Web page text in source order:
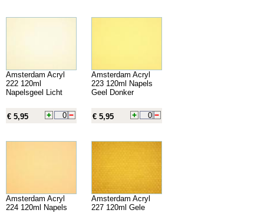
Amsterdam Acryl
222 120ml
Napelsgeel Licht
€ 5,95
Amsterdam Acryl
223 120ml Napels
Geel Donker
€ 5,95
Amsterdam Acryl
224 120ml Napels
Amsterdam Acryl
227 120ml Gele